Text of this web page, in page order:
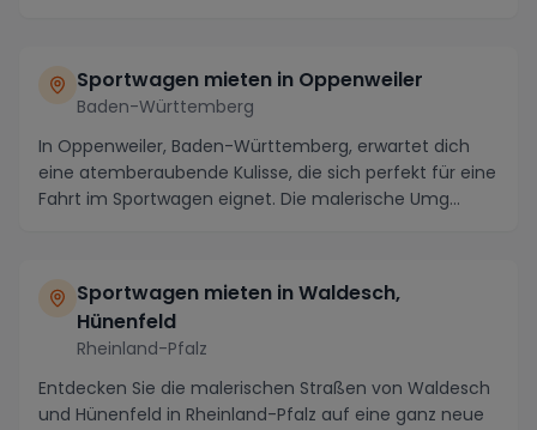
Sportwagen mieten in Oppenweiler
Baden-Württemberg
In Oppenweiler, Baden-Württemberg, erwartet dich
eine atemberaubende Kulisse, die sich perfekt für eine
Fahrt im Sportwagen eignet. Die malerische Umg...
Sportwagen mieten in Waldesch,
Hünenfeld
Rheinland-Pfalz
Entdecken Sie die malerischen Straßen von Waldesch
und Hünenfeld in Rheinland-Pfalz auf eine ganz neue